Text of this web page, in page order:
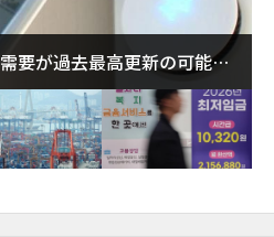
要が過去最高更新の可能性